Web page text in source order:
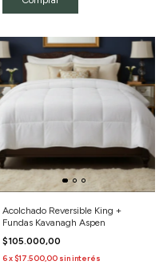
Acolchado Reversible King +
Fundas Kavanagh Aspen
$105.000,00
6x$17.500,00 sin interés